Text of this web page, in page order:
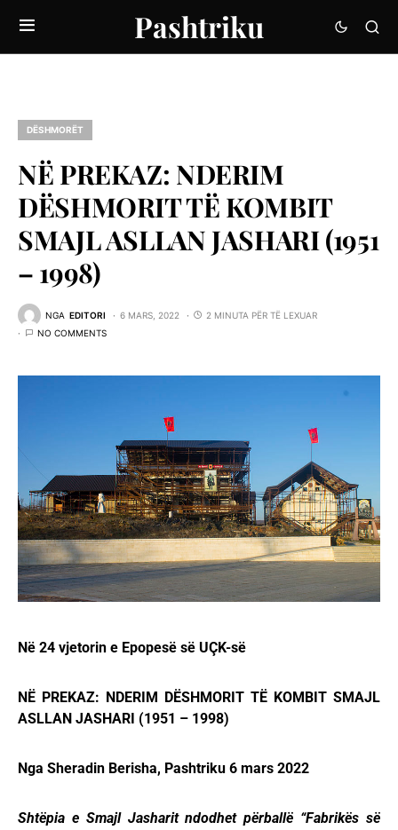
Pashtriku
DËSHMORËT
NË PREKAZ: NDERIM
DËSHMORIT TË KOMBIT
SMAJL ASLLAN JASHARI (1951
– 1998)
NGA EDITORI 6 MARS, 2022
2 MINUTA PËR TË LEXUAR
NO COMMENTS
Në 24 vjetorin e Epopesë së UÇK-së
NË PREKAZ: NDERIM DËSHMORIT TË KOMBIT SMAJL
ASLLAN JASHARI (1951 – 1998)
Nga Sheradin Berisha, Pashtriku 6 mars 2022
Shtëpia e Smajl Jasharit ndodhet përballë “Fabrikës së